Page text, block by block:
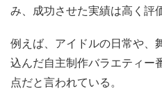
み、成功させた実績は高く評
例えば、アイドルの日常や、
込んだ自主制作バラエティー
点だと言われている。